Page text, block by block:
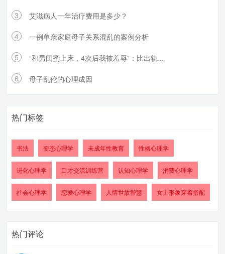
3 艾滋病人一年治疗费用是多少？
4 一例单亲家庭母子关系混乱的案例分析
5 “和男闺蜜上床，4次后我被羞辱”：比出轨...
6 母子乱伦的心理成因
热门标签
书法 变态心理学 未成年性教育 性格心理学
进化心理学 口才交流训练营 认知心理学 消费心理学
社会心理学 恋爱心理学 人情世故智慧 女士形象穿着搭配
热门评论